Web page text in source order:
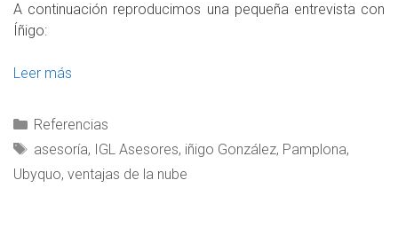
A continuación reproducimos una pequeña entrevista con
Íñigo:
Leer más
Referencias
asesoría, IGL Asesores, iñigo González, Pamplona,
Ubyquo, ventajas de la nube